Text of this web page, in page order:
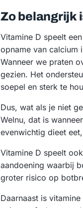
Zo belangrijk
Vitamine D speelt
opname van calcium
Wanneer we praten
gezien. Het
soepel en sterk te
Dus, wat als je niet
Welnu, dat is
evenwichtig dieet
Vitamine D speelt
aandoening waarbij
groter risico op
Daarnaast is